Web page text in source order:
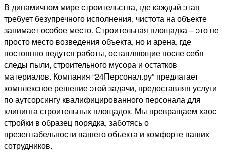
В динамичном мире строительства, где каждый этап
требует безупречного исполнения, чистота на объекте
занимает особое место. Строительная площадка – это не
просто место возведения объекта, но и арена, где
постоянно ведутся работы, оставляющие после себя
следы пыли, строительного мусора и остатков
материалов. Компания “24Персонал.ру” предлагает
комплексное решение этой задачи, предоставляя услуги
по аутсорсингу квалифицированного персонала для
клининга строительных площадок. Мы превращаем хаос
стройки в образец порядка, заботясь о
презентабельности вашего объекта и комфорте ваших
сотрудников.